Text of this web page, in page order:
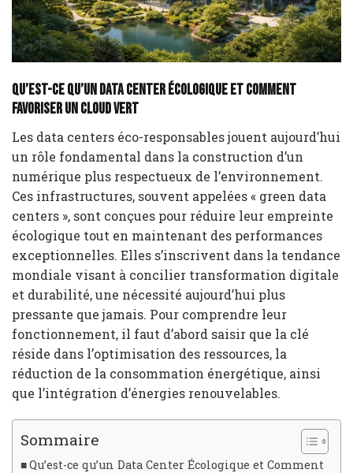
Qu’est-ce qu’un Data Center Écologique et Comment
Favoriser un Cloud Vert
Les data centers éco-responsables jouent aujourd’hui
un rôle fondamental dans la construction d’un
numérique plus respectueux de l’environnement.
Ces infrastructures, souvent appelées « green data
centers », sont conçues pour réduire leur empreinte
écologique tout en maintenant des performances
exceptionnelles. Elles s’inscrivent dans la tendance
mondiale visant à concilier transformation digitale
et durabilité, une nécessité aujourd’hui plus
pressante que jamais. Pour comprendre leur
fonctionnement, il faut d’abord saisir que la clé
réside dans l’optimisation des ressources, la
réduction de la consommation énergétique, ainsi
que l’intégration d’énergies renouvelables.
Sommaire
Qu’est-ce qu’un Data Center Écologique et Comment